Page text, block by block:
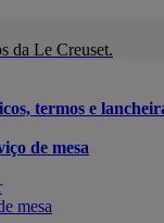
da Le Creuset.
termos e
de mesa
mesa